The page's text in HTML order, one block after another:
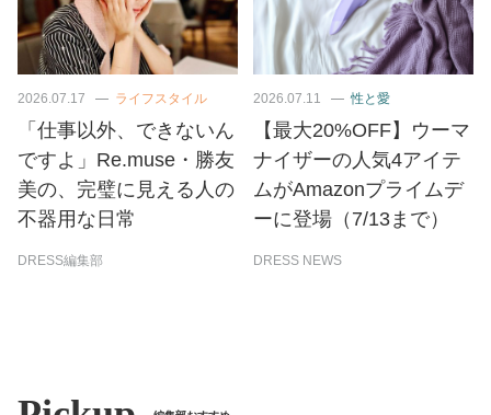
2026.07.17 ライフスタイル
「仕事以外、できないん
ですよ」Re.muse・勝友
美の、完璧に見える人の
不器用な日常
DRESS編集部
2026.07.11 性と愛
【最大20%OFF】ウーマ
ナイザーの人気4アイテ
ムがAmazonプライムデ
ーに登場（7/13まで）
DRESS NEWS